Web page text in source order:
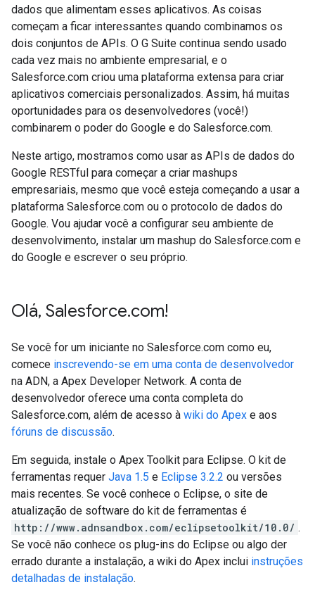
dados que alimentam esses aplicativos. As coisas
começam a ficar interessantes quando combinamos os
dois conjuntos de APIs. O G Suite continua sendo usado
cada vez mais no ambiente empresarial, e o
Salesforce.com criou uma plataforma extensa para criar
aplicativos comerciais personalizados. Assim, há muitas
oportunidades para os desenvolvedores (você!)
combinarem o poder do Google e do Salesforce.com.
Neste artigo, mostramos como usar as APIs de dados do
Google RESTful para começar a criar mashups
empresariais, mesmo que você esteja começando a usar a
plataforma Salesforce.com ou o protocolo de dados do
Google. Vou ajudar você a configurar seu ambiente de
desenvolvimento, instalar um mashup do Salesforce.com e
do Google e escrever o seu próprio.
Olá, Salesforce.com!
Se você for um iniciante no Salesforce.com como eu,
comece inscrevendo-se em uma conta de desenvolvedor
na ADN, a Apex Developer Network. A conta de
desenvolvedor oferece uma conta completa do
Salesforce.com, além de acesso à wiki do Apex e aos
fóruns de discussão.
Em seguida, instale o Apex Toolkit para Eclipse. O kit de
ferramentas requer Java 1.5 e Eclipse 3.2.2 ou versões
mais recentes. Se você conhece o Eclipse, o site de
atualização de software do kit de ferramentas é
http://www.adnsandbox.com/eclipsetoolkit/10.0/ .
Se você não conhece os plug-ins do Eclipse ou algo der
errado durante a instalação, a wiki do Apex inclui instruções
detalhadas de instalação.